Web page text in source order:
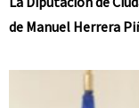
de Manuel Herrera